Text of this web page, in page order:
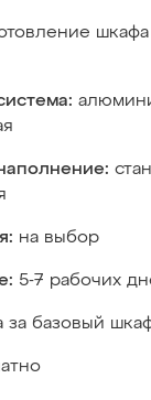
на выбор
5-7 рабочих
за базовый